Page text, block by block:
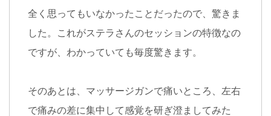
全く思ってもいなかったことだったので、驚きま
した。これがステラさんのセッションの特徴なの
ですが、わかっていても毎度驚きます。
そのあとは、マッサージガンで痛いところ、左右
で痛みの差に集中して感覚を研ぎ澄ましてみた